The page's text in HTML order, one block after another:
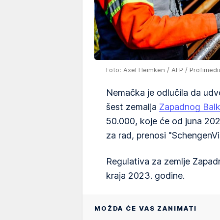
Foto: Axel Heimken / AFP /
Nemačka je odlučila da
šest zemalja Zapadnog
50.000, koje će od juna
za rad, prenosi
Regulativa za zemlje
kraja 2023. godine.
MOŽDA ĆE VAS ZANIMATI